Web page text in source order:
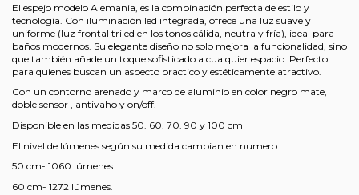
El espejo modelo Alemania, es la combinación perfecta de estilo y
tecnología. Con iluminación led integrada, ofrece una luz suave y
uniforme (luz frontal triled en los tonos cálida, neutra y fría), ideal para
baños modernos. Su elegante diseño no solo mejora la funcionalidad, sino
que también añade un toque sofisticado a cualquier espacio. Perfecto
para quienes buscan un aspecto practico y estéticamente atractivo.
Con un contorno arenado y marco de aluminio en color negro mate,
doble sensor , antivaho y on/off.
Disponible en las medidas 50. 60. 70. 90 y 100 cm
El nivel de lúmenes según su medida cambian en numero.
50 cm- 1060 lúmenes.
60 cm- 1272 lúmenes.